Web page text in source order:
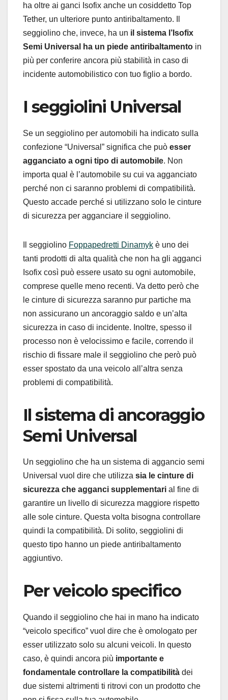
ha oltre ai ganci Isofix anche un cosiddetto Top
Tether, un ulteriore punto antiribaltamento. Il
seggiolino che, invece, ha un il sistema l’Isofix
Semi Universal ha un piede antiribaltamento in
più per conferire ancora più stabilità in caso di
incidente automobilistico con tuo figlio a bordo.
I seggiolini Universal
Se un seggiolino per automobili ha indicato sulla
confezione “Universal” significa che può esser
agganciato a ogni tipo di automobile. Non
importa qual è l’automobile su cui va agganciato
perché non ci saranno problemi di compatibilità.
Questo accade perché si utilizzano solo le cinture
di sicurezza per agganciare il seggiolino.
Il seggiolino Foppapedretti Dinamyk è uno dei
tanti prodotti di alta qualità che non ha gli agganci
Isofix così può essere usato su ogni automobile,
comprese quelle meno recenti. Va detto però che
le cinture di sicurezza saranno pur partiche ma
non assicurano un ancoraggio saldo e un’alta
sicurezza in caso di incidente. Inoltre, spesso il
processo non è velocissimo e facile, correndo il
rischio di fissare male il seggiolino che però può
esser spostato da una veicolo all’altra senza
problemi di compatibilità.
Il sistema di ancoraggio
Semi Universal
Un seggiolino che ha un sistema di aggancio semi
Universal vuol dire che utilizza sia le cinture di
sicurezza che agganci supplementari al fine di
garantire un livello di sicurezza maggiore rispetto
alle sole cinture. Questa volta bisogna controllare
quindi la compatibilità. Di solito, seggiolini di
questo tipo hanno un piede antiribaltamento
aggiuntivo.
Per veicolo specifico
Quando il seggiolino che hai in mano ha indicato
“veicolo specifico” vuol dire che è omologato per
esser utilizzato solo su alcuni veicoli. In questo
caso, è quindi ancora più importante e
fondamentale controllare la compatibilità dei
due sistemi altrimenti ti ritrovi con un prodotto che